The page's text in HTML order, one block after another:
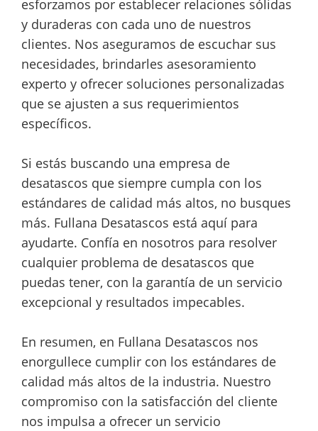
esforzamos por establecer relaciones sólidas
y duraderas con cada uno de nuestros
clientes. Nos aseguramos de escuchar sus
necesidades, brindarles asesoramiento
experto y ofrecer soluciones personalizadas
que se ajusten a sus requerimientos
específicos.
Si estás buscando una empresa de
desatascos que siempre cumpla con los
estándares de calidad más altos, no busques
más. Fullana Desatascos está aquí para
ayudarte. Confía en nosotros para resolver
cualquier problema de desatascos que
puedas tener, con la garantía de un servicio
excepcional y resultados impecables.
En resumen, en Fullana Desatascos nos
enorgullece cumplir con los estándares de
calidad más altos de la industria. Nuestro
compromiso con la satisfacción del cliente
nos impulsa a ofrecer un servicio